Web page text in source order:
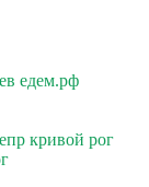
едем.рф
кривой рог